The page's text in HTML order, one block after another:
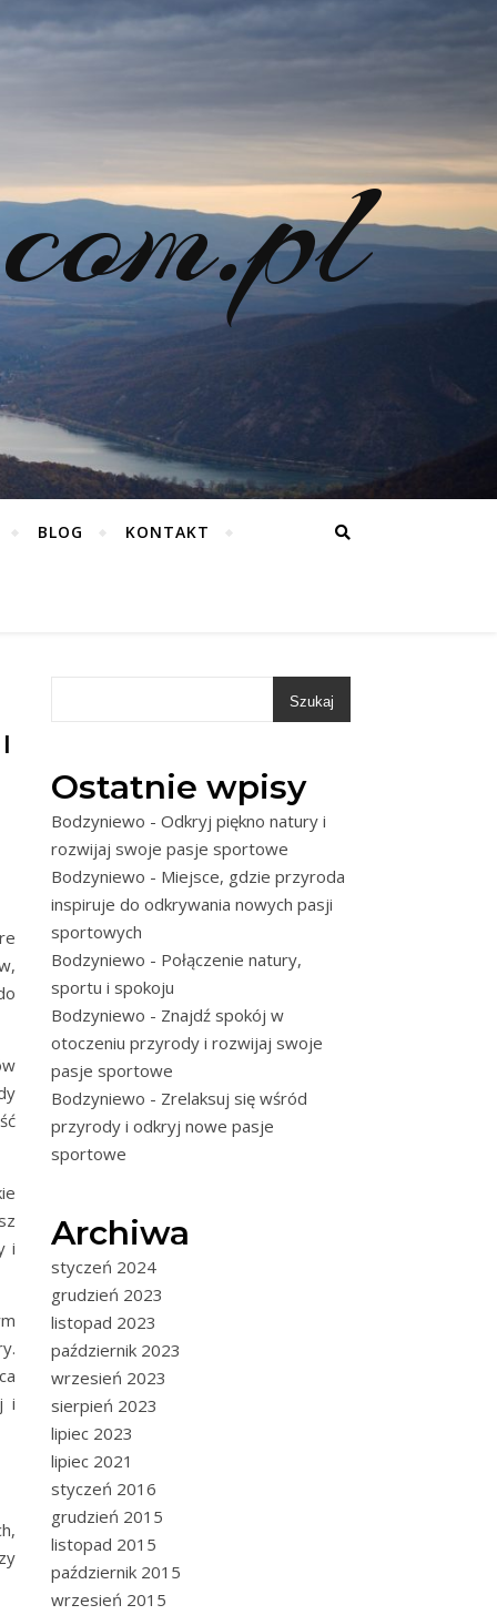
BLOG KONTAKT
i
i
Szukaj
Ostatnie wpisy
Bodzyniewo - Odkryj piękno natury i
rozwijaj swoje pasje sportowe
Bodzyniewo - Miejsce, gdzie przyroda
inspiruje do odkrywania nowych pasji
sportowych
Bodzyniewo - Połączenie natury,
sportu i spokoju
Bodzyniewo - Znajdź spokój w
otoczeniu przyrody i rozwijaj swoje
pasje sportowe
Bodzyniewo - Zrelaksuj się wśród
przyrody i odkryj nowe pasje
sportowe
Archiwa
styczeń 2024
grudzień 2023
listopad 2023
październik 2023
wrzesień 2023
sierpień 2023
lipiec 2023
lipiec 2021
styczeń 2016
grudzień 2015
listopad 2015
październik 2015
wrzesień 2015